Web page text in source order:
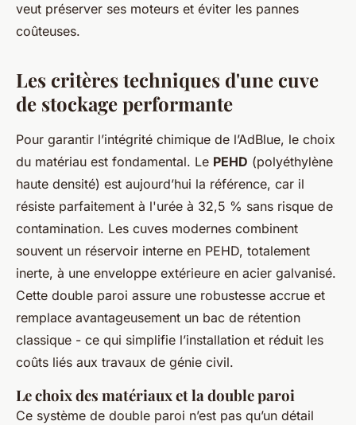
veut préserver ses moteurs et éviter les pannes
coûteuses.
Les critères techniques d'une cuve
de stockage performante
Pour garantir l’intégrité chimique de l’AdBlue, le choix
du matériau est fondamental. Le PEHD (polyéthylène
haute densité) est aujourd’hui la référence, car il
résiste parfaitement à l'urée à 32,5 % sans risque de
contamination. Les cuves modernes combinent
souvent un réservoir interne en PEHD, totalement
inerte, à une enveloppe extérieure en acier galvanisé.
Cette double paroi assure une robustesse accrue et
remplace avantageusement un bac de rétention
classique - ce qui simplifie l’installation et réduit les
coûts liés aux travaux de génie civil.
Le choix des matériaux et la double paroi
Ce système de double paroi n’est pas qu’un détail